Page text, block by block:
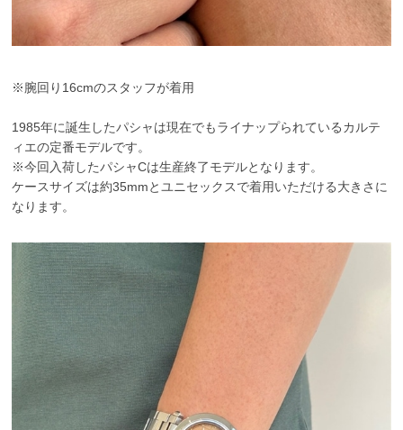
※腕回り16cmのスタッフが着用
1985年に誕生したパシャは現在でもライナップられているカルテ
ィエの定番モデルです。
※今回入荷したパシャCは生産終了モデルとなります。
ケースサイズは約35mmとユニセックスで着用いただける大きさに
なります。